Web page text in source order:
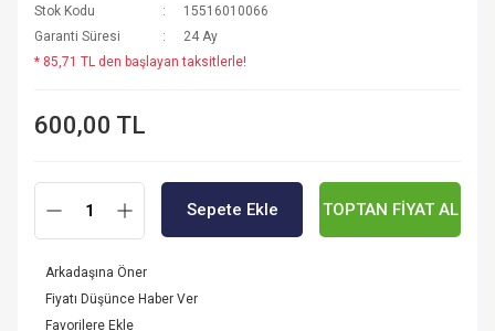
Stok Kodu
15516010066
Garanti Süresi
24 Ay
* 85,71 TL den başlayan taksitlerle!
600,00 TL
Sepete Ekle TOPTAN FİYAT AL
Arkadaşına Öner
Fiyatı Düşünce Haber Ver